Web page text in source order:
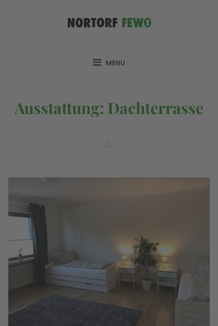
MENU
Ausstattung: Dachterrasse